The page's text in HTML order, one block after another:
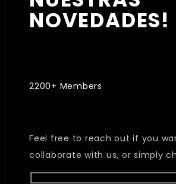
NOVEDADES!
2200+ Members
Feel free to reach out if you
collaborate with us, or simply